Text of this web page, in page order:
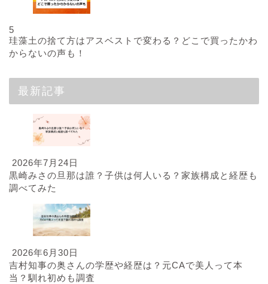
5
珪藻土の捨て方はアスベストで変わる？どこで買ったかわ
からないの声も！
最新記事
2026年7月24日
黒崎みさの旦那は誰？子供は何人いる？家族構成と経歴も
調べてみた
2026年6月30日
吉村知事の奥さんの学歴や経歴は？元CAで美人って本
当？馴れ初めも調査